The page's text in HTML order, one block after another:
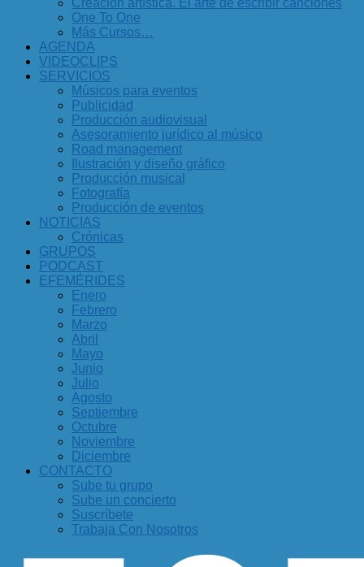
Creación artística. El arte de escribir canciones
One To One
Más Cursos…
AGENDA
VIDEOCLIPS
SERVICIOS
Músicos para eventos
Publicidad
Producción audiovisual
Asesoramiento jurídico al músico
Road management
Ilustración y diseño gráfico
Producción musical
Fotografía
Producción de eventos
NOTICIAS
Crónicas
GRUPOS
PODCAST
EFEMÉRIDES
Enero
Febrero
Marzo
Abril
Mayo
Junio
Julio
Agosto
Septiembre
Octubre
Noviembre
Diciembre
CONTACTO
Sube tu grupo
Sube un concierto
Suscríbete
Trabaja Con Nosotros